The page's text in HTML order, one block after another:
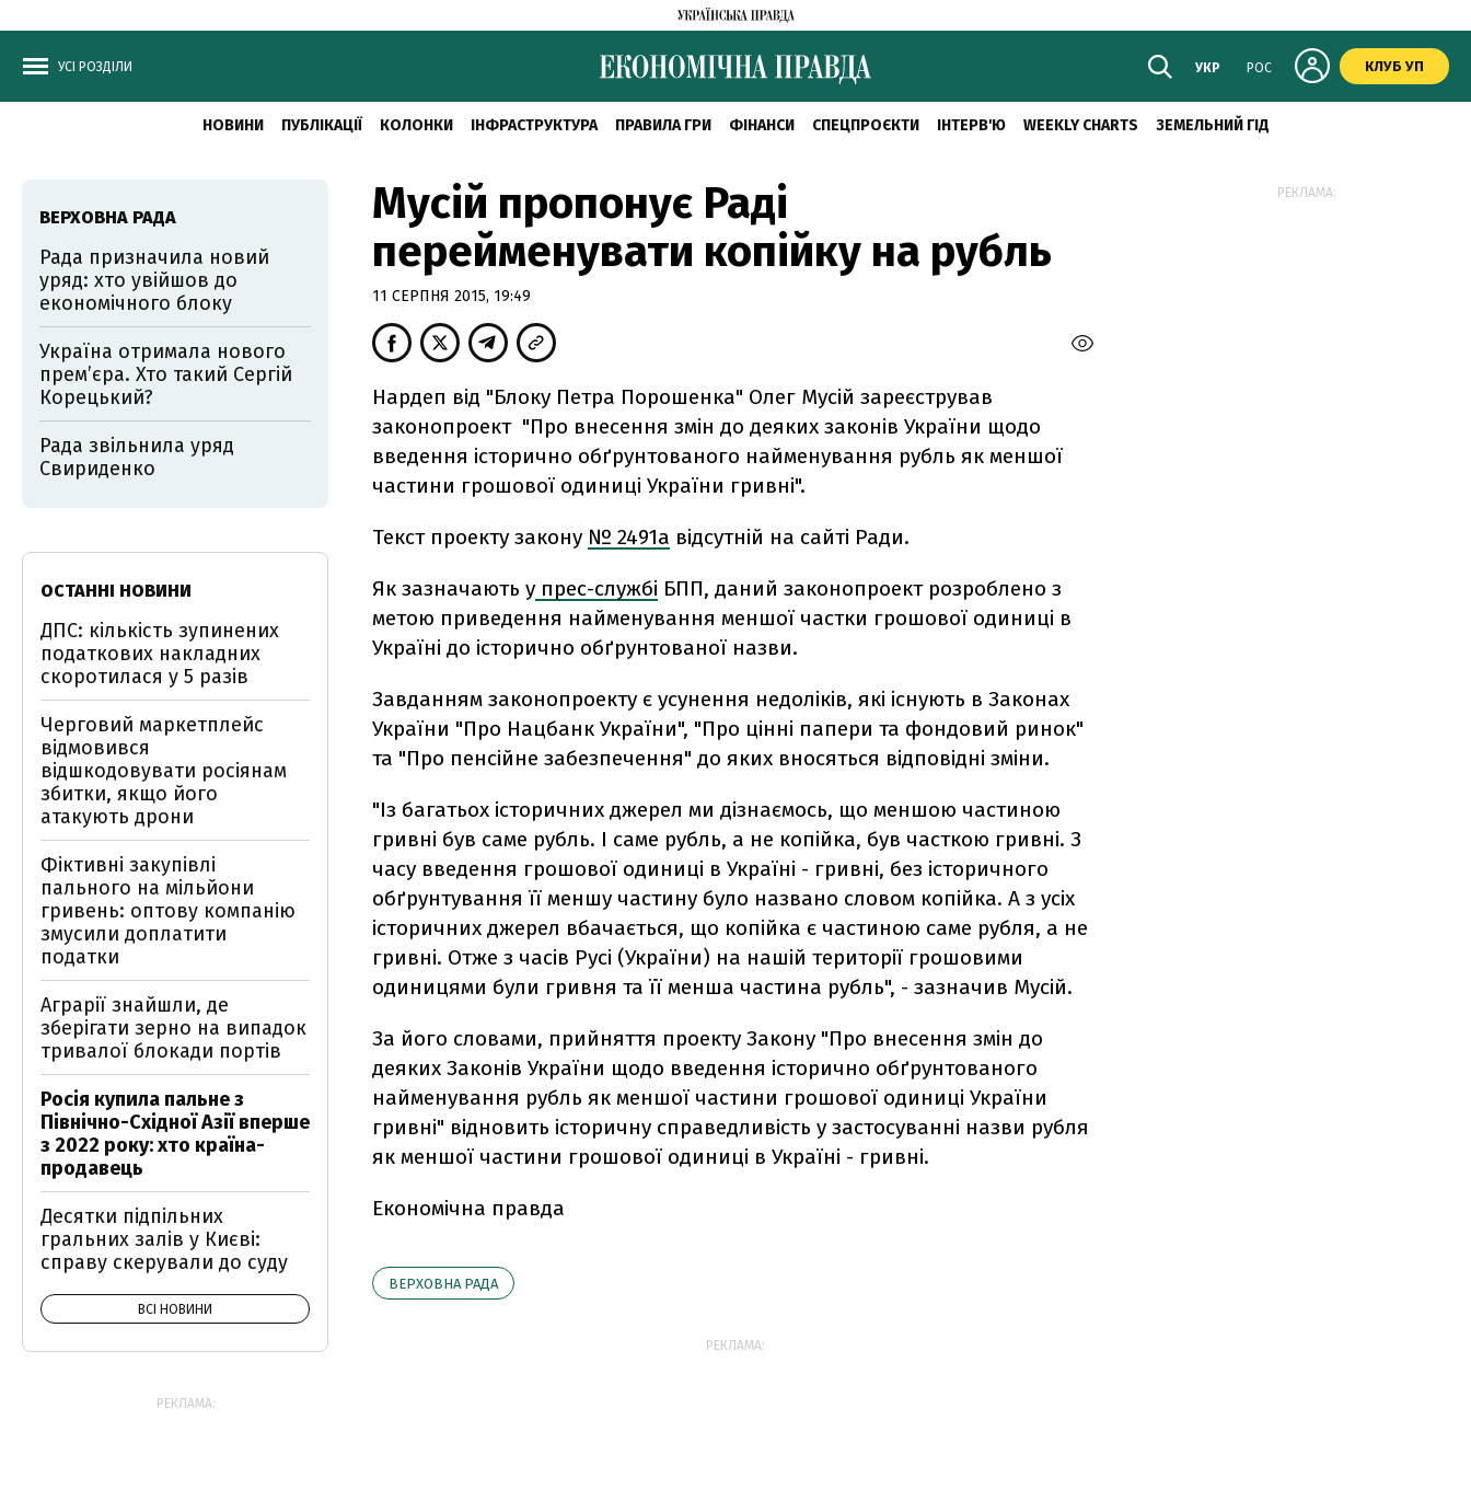
УСІ РОЗДІЛИ УКР РОС КЛУБ УП
НОВИНИ ПУБЛІКАЦІЇ КОЛОНКИ ІНФРАСТРУКТУРА ПРАВИЛА ГРИ ФІНАНСИ СПЕЦПРОЄКТИ ІНТЕРВ'Ю WEEKLY CHARTS ЗЕМЕЛЬНИЙ ГІД
Мусій пропонує Раді
перейменувати копійку на рубль
11 СЕРПНЯ 2015, 19:49
Нардеп від "Блоку Петра Порошенка" Олег Мусій зареєстрував
законопроект "Про внесення змін до деяких законів України щодо
введення історично обґрунтованого найменування рубль як меншої
частини грошової одиниці України гривні".
Текст проекту закону № 2491а відсутній на сайті Ради.
Як зазначають у прес-службі БПП, даний законопроект розроблено з
метою приведення найменування меншої частки грошової одиниці в
Україні до історично обґрунтованої назви.
Завданням законопроекту є усунення недоліків, які існують в Законах
України "Про Нацбанк України", "Про цінні папери та фондовий ринок"
та "Про пенсійне забезпечення" до яких вносяться відповідні зміни.
"Із багатьох історичних джерел ми дізнаємось, що меншою частиною
гривні був саме рубль. І саме рубль, а не копійка, був часткою гривні. З
часу введення грошової одиниці в Україні - гривні, без історичного
обґрунтування її меншу частину було названо словом копійка. А з усіх
історичних джерел вбачається, що копійка є частиною саме рубля, а не
гривні. Отже з часів Русі (України) на нашій території грошовими
одиницями були гривня та її менша частина рубль", - зазначив Мусій.
За його словами, прийняття проекту Закону "Про внесення змін до
деяких Законів України щодо введення історично обґрунтованого
найменування рубль як меншої частини грошової одиниці України
гривні" відновить історичну справедливість у застосуванні назви рубля
як меншої частини грошової одиниці в Україні - гривні.
Економічна правда
ВЕРХОВНА РАДА
РЕКЛАМА:
ВЕРХОВНА РАДА
Рада призначила новий
уряд: хто увійшов до
економічного блоку
Україна отримала нового
прем’єра. Хто такий Сергій
Корецький?
Рада звільнила уряд
Свириденко
ОСТАННІ НОВИНИ
ДПС: кількість зупинених
податкових накладних
скоротилася у 5 разів
Черговий маркетплейс
відмовився
відшкодовувати росіянам
збитки, якщо його
атакують дрони
Фіктивні закупівлі
пального на мільйони
гривень: оптову компанію
змусили доплатити
податки
Аграрії знайшли, де
зберігати зерно на випадок
тривалої блокади портів
Росія купила пальне з
Північно-Східної Азії вперше
з 2022 року: хто країна-
продавець
Десятки підпільних
гральних залів у Києві:
справу скерували до суду
ВСІ НОВИНИ
РЕКЛАМА:
РЕКЛАМА: